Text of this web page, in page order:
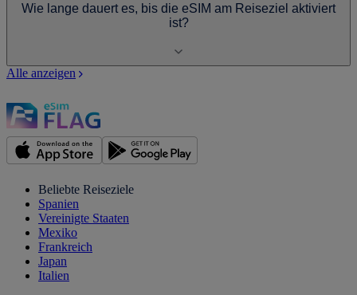
Wie lange dauert es, bis die eSIM am Reiseziel aktiviert
ist?
Alle anzeigen
Beliebte Reiseziele
Spanien
Vereinigte Staaten
Mexiko
Frankreich
Japan
Italien